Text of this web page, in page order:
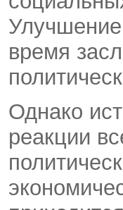
Улучшение
время
Однако
реакции